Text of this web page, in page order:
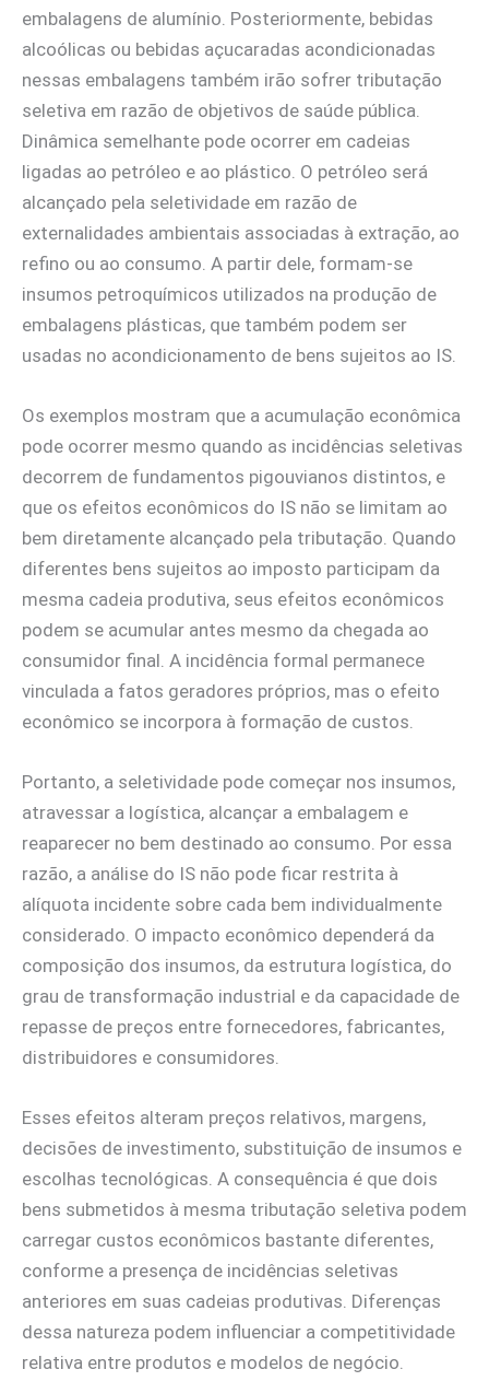
embalagens de alumínio. Posteriormente, bebidas
alcoólicas ou bebidas açucaradas acondicionadas
nessas embalagens também irão sofrer tributação
seletiva em razão de objetivos de saúde pública.
Dinâmica semelhante pode ocorrer em cadeias
ligadas ao petróleo e ao plástico. O petróleo será
alcançado pela seletividade em razão de
externalidades ambientais associadas à extração, ao
refino ou ao consumo. A partir dele, formam-se
insumos petroquímicos utilizados na produção de
embalagens plásticas, que também podem ser
usadas no acondicionamento de bens sujeitos ao IS.
Os exemplos mostram que a acumulação econômica
pode ocorrer mesmo quando as incidências seletivas
decorrem de fundamentos pigouvianos distintos, e
que os efeitos econômicos do IS não se limitam ao
bem diretamente alcançado pela tributação. Quando
diferentes bens sujeitos ao imposto participam da
mesma cadeia produtiva, seus efeitos econômicos
podem se acumular antes mesmo da chegada ao
consumidor final. A incidência formal permanece
vinculada a fatos geradores próprios, mas o efeito
econômico se incorpora à formação de custos.
Portanto, a seletividade pode começar nos insumos,
atravessar a logística, alcançar a embalagem e
reaparecer no bem destinado ao consumo. Por essa
razão, a análise do IS não pode ficar restrita à
alíquota incidente sobre cada bem individualmente
considerado. O impacto econômico dependerá da
composição dos insumos, da estrutura logística, do
grau de transformação industrial e da capacidade de
repasse de preços entre fornecedores, fabricantes,
distribuidores e consumidores.
Esses efeitos alteram preços relativos, margens,
decisões de investimento, substituição de insumos e
escolhas tecnológicas. A consequência é que dois
bens submetidos à mesma tributação seletiva podem
carregar custos econômicos bastante diferentes,
conforme a presença de incidências seletivas
anteriores em suas cadeias produtivas. Diferenças
dessa natureza podem influenciar a competitividade
relativa entre produtos e modelos de negócio.